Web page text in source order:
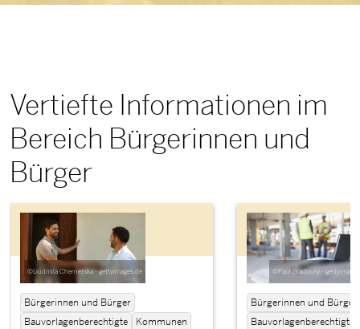
Vertiefte Informationen im
Bereich Bürgerinnen und
Bürger
©Liudmila Chernetska - gettyimages.de
Bürgerinnen und Bürger
Bauvorlagenberechtigte
Kommunen
©Paul Bradbury -
Bürgerinnen und Bürger
Bauvorlagenberechtigte